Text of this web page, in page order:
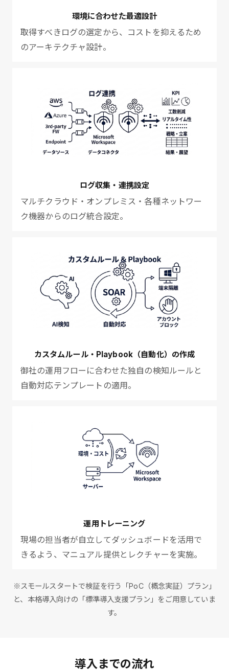
環境に合わせた最適設計
取得すべきログの選定から、コストを抑えるため
のアーキテクチャ設計。
ログ収集・連携設定
マルチクラウド・オンプレミス・各種ネットワー
ク機器からのログ統合設定。
カスタムルール・Playbook（自動化）の作成
御社の運用フローに合わせた独自の検知ルールと
自動対応テンプレートの適用。
運用トレーニング
現場の担当者が自立してダッシュボードを活用で
きるよう、マニュアル提供とレクチャーを実施。
※スモールスタートで検証を行う「PoC（概念実証）プラン」
と、本格導入向けの「標準導入支援プラン」をご用意していま
す。
導入までの流れ